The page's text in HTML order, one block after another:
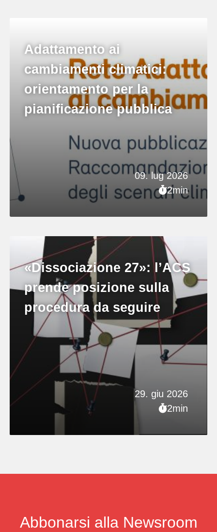
09. lug 2026
2min
Adattamento ai
cambiamenti climatici:
orientamento per la
pianificazione pubblica
29. giu 2026
2min
«Dissociazione 27»: l’ACS
prende posizione sulla
procedura da seguire
Abbonarsi alla Newsroom